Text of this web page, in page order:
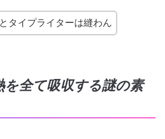
タイプライターは縫わん
を全て吸収する謎の素